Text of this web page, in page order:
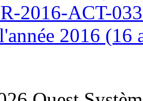
2016-ACT-
2016 (16